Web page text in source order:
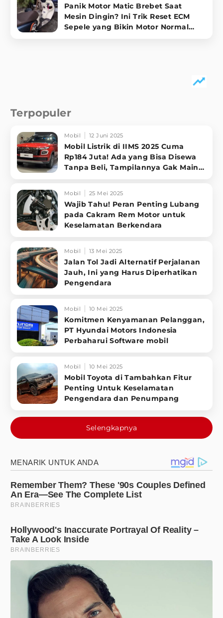
Panik Motor Matic Brebet Saat
Mesin Dingin? Ini Trik Reset ECM
Sepele yang Bikin Motor Normal
Terpopuler
Mobil 12 Juni 2025
Mobil Listrik di IIMS 2025 Cuma
Rp184 Juta! Ada yang Bisa Disewa
Tanpa Beli, Tampilannya Gak Main-
Mobil 25 Mei 2025
Wajib Tahu! Peran Penting Lubang
pada Cakram Rem Motor untuk
Keselamatan Berkendara
Mobil 13 Mei 2025
Jalan Tol Jadi Alternatif Perjalanan
Jauh, Ini yang Harus Diperhatikan
Pengendara
Mobil 10 Mei 2025
Komitmen Kenyamanan Pelanggan,
PT Hyundai Motors Indonesia
Perbaharui Software mobil
Mobil 10 Mei 2025
Mobil Toyota di Tambahkan Fitur
Penting Untuk Keselamatan
Pengendara dan Penumpang
Selengkapnya